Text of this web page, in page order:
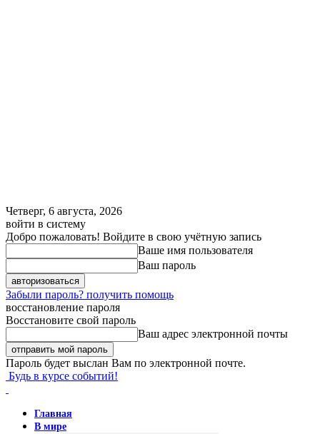
Четверг, 6 августа, 2026
войти в систему
Добро пожаловать! Войдите в свою учётную запись
Ваше имя пользователя
Ваш пароль
Забыли пароль? получить помощь
восстановление пароля
Восстановите свой пароль
Ваш адрес электронной почты
Пароль будет выслан Вам по электронной почте.
Будь в курсе событий!
Главная
В мире